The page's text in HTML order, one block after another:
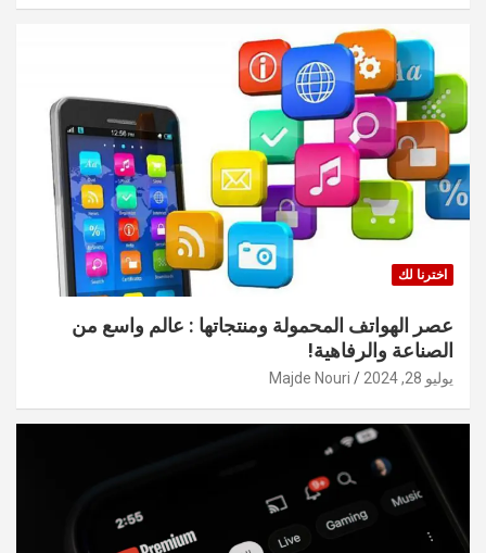
اخترنا لك
عصر الهواتف المحمولة ومنتجاتها : عالم واسع من
الصناعة والرفاهية!
يوليو 28, 2024 Majde Nouri